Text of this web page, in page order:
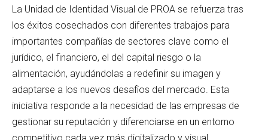
La Unidad de Identidad Visual de PROA se refuerza tras
los éxitos cosechados con diferentes trabajos para
importantes compañías de sectores clave como el
jurídico, el financiero, el del capital riesgo o la
alimentación, ayudándolas a redefinir su imagen y
adaptarse a los nuevos desafíos del mercado. Esta
iniciativa responde a la necesidad de las empresas de
gestionar su reputación y diferenciarse en un entorno
competitivo cada vez más digitalizado y visual.